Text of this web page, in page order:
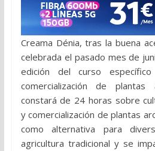
Creama Dénia, tras la buena
celebrada el pasado mes de
edición del curso
comercialización de
constará de 24 horas sobre
y comercialización de plantas
como alternativa para
agricultura tradicional y se